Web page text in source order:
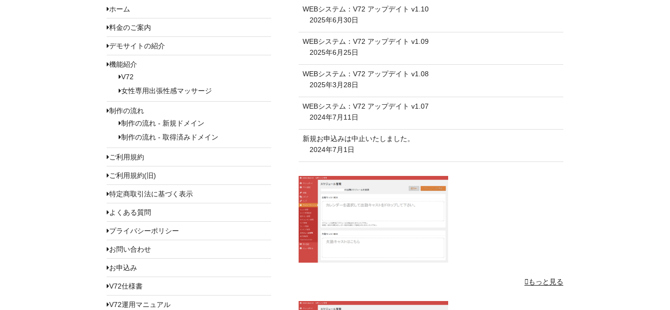
ホーム
料金のご案内
デモサイトの紹介
機能紹介
V72
女性専用出張性感マッサージ
制作の流れ
制作の流れ - 新規ドメイン
制作の流れ - 取得済みドメイン
ご利用規約
ご利用規約(旧)
特定商取引法に基づく表示
よくある質問
プライバシーポリシー
お問い合わせ
お申込み
V72仕様書
V72運用マニュアル
WEBシステム：V72 アップデイト v1.10
2025年6月30日
WEBシステム：V72 アップデイト v1.09
2025年6月25日
WEBシステム：V72 アップデイト v1.08
2025年3月28日
WEBシステム：V72 アップデイト v1.07
2024年7月11日
新規お申込みは中止いたしました。
2024年7月1日
もっと見る